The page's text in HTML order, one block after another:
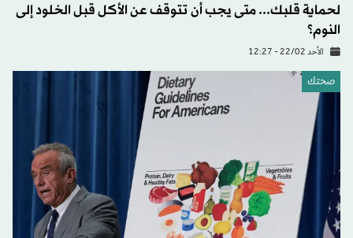
لحماية قلبك... متى يجب أن تتوقف عن الأكل قبل الخلود إلى
النوم؟
الأحد 22/02 - 12:27
صحتك